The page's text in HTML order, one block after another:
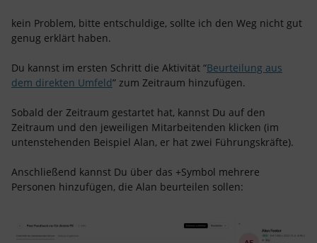
kein Problem, bitte entschuldige, sollte ich den Weg nicht gut
genug erklärt haben.
Du kannst im ersten Schritt die Aktivität “Beurteilung aus
dem direkten Umfeld” zum Zeitraum hinzufügen.
Sobald der Zeitraum gestartet hat, kannst Du auf den
Zeitraum und den jeweiligen Mitarbeitenden klicken (im
untenstehenden Beispiel Alan, er hat zwei Führungskräfte).
Anschließend kannst Du über das +Symbol mehrere
Personen hinzufügen, die Alan beurteilen sollen: